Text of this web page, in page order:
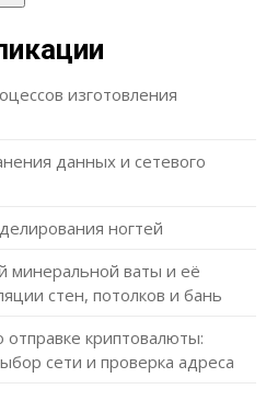
изготовления
данных и сетевого
ногтей
минеральной ваты и её
стен, потолков и бань
криптовалюты:
сети и проверка адреса